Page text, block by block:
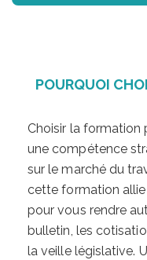
POURQUOI
Choisir la formation
une compétence
sur le marché du
cette formation
pour vous rendre
bulletin, les
la veille législative.